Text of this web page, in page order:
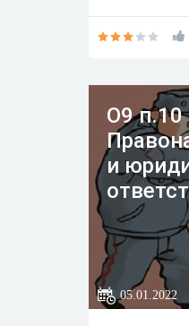
О9 п.10
и
05.01.2022